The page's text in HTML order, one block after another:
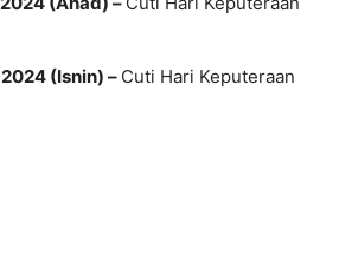
(Isnin) – Cuti Hari Keputeraan